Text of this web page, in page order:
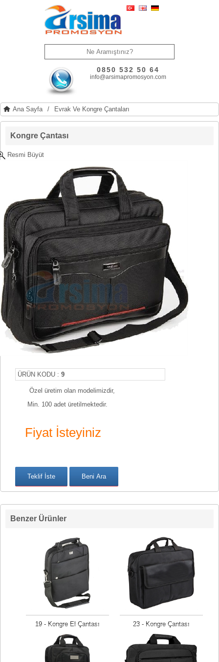
0850 532 50 64
info@arsimapromosyon.com
Ana Sayfa / Evrak Ve Kongre Çantaları
Kongre Çantası
Resmi Büyüt
ÜRÜN KODU : 9
Özel üretim olan modelimizdir,
Min. 100 adet üretilmektedir.
Fiyat İsteyiniz
Benzer Ürünler
19 - Kongre El Çantası
Fiyat isteyiniz
23 - Kongre Çantası
Fiyat isteyiniz